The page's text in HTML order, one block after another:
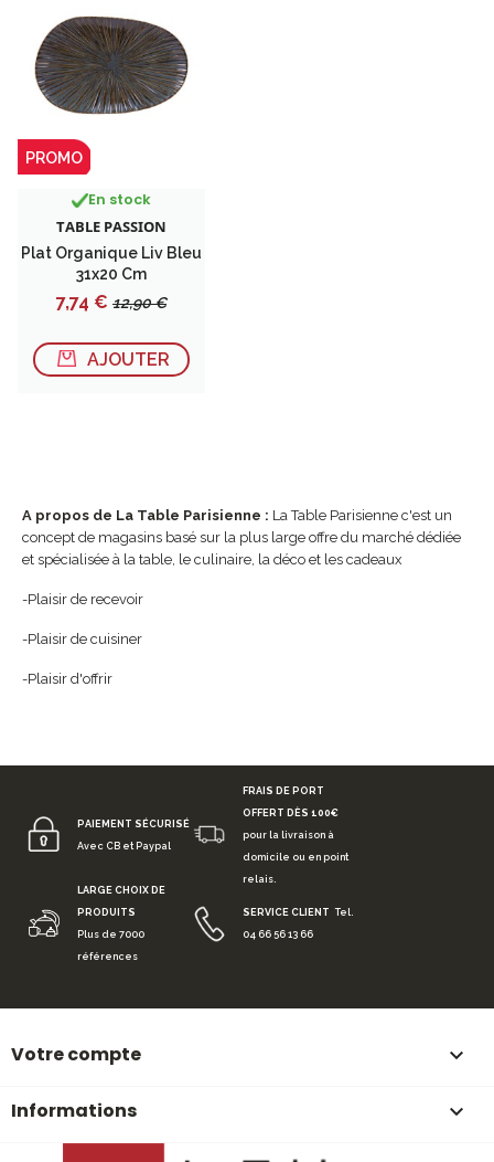
En stock
TABLE PASSION
Plat Organique Liv Bleu
31x20 Cm
Prix
7,74 € Prix
base
12,90 €
AJOUTER
PROMO
A propos de La Table Parisienne : La Table Parisienne c'est un
concept de magasins basé sur la plus large offre du marché dédiée
et spécialisée à la table, le culinaire, la déco et les cadeaux
-Plaisir de recevoir
-Plaisir de cuisiner
-Plaisir d'offrir
PAIEMENT SÉCURISÉ
Avec CB et Paypal
FRAIS DE PORT
OFFERT DÈS 100€
pour la livraison à
domicile ou en point
relais.
LARGE CHOIX DE
PRODUITS
Plus de 7000
références
SERVICE CLIENT Tel.
04 66 56 13 66
Votre compte 
Informations 